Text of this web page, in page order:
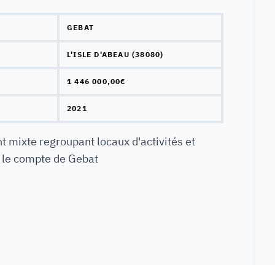
GEBAT
L'ISLE D'ABEAU (38080)
1 446 000,00€
2021
mixte regroupant locaux d'activités et
compte de Gebat